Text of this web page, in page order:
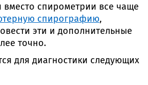
вместо спирометрии все чаще
спирографию,
эти и дополнительные
точно.
для диагностики следующих